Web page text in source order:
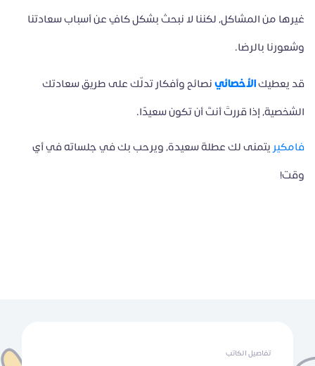
غيرها من المشاكل، لكننا لا نبحث بشكل كافٍ عن أسباب سعادتنا
وشعورنا بالرضا.
قد يعطيكالأخصائي نصائح وأفكار تدلّك على طريق سعادتك
الشخصية، إذا قررتَ أنتَ أن تكون سعيدًا.
فامكير يتمنى لك عطلة سعيدة، ويرحب بك في جلساته في أي
وقت!
تفاصيل الكاتب